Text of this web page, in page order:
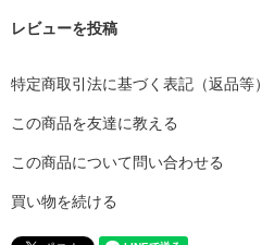
レビューを投稿
特定商取引法に基づく表記（返品等）
この商品を友達に教える
この商品について問い合わせる
買い物を続ける